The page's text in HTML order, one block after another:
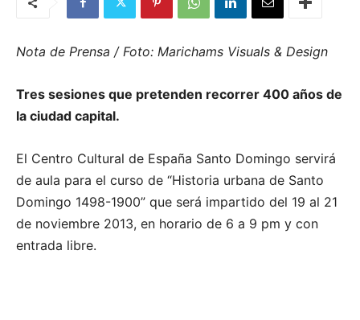
Nota de Prensa / Foto: Marichams Visuals & Design
Tres sesiones que pretenden recorrer 400 años de
la ciudad capital.
El Centro Cultural de España Santo Domingo servirá
de aula para el curso de “Historia urbana de Santo
Domingo 1498-1900” que será impartido del 19 al 21
de noviembre 2013, en horario de 6 a 9 pm y con
entrada libre.